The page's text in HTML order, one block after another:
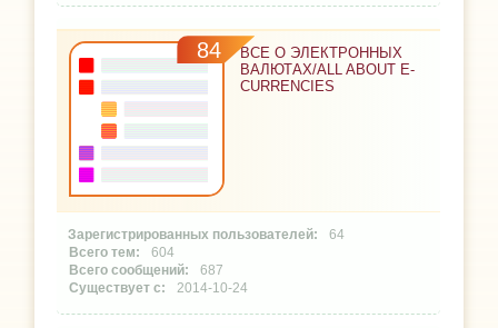
84
ВСЕ О ЭЛЕКТРОННЫХ
ВАЛЮТАХ/ALL ABOUT E-
CURRENCIES
64
604
687
2014-10-24